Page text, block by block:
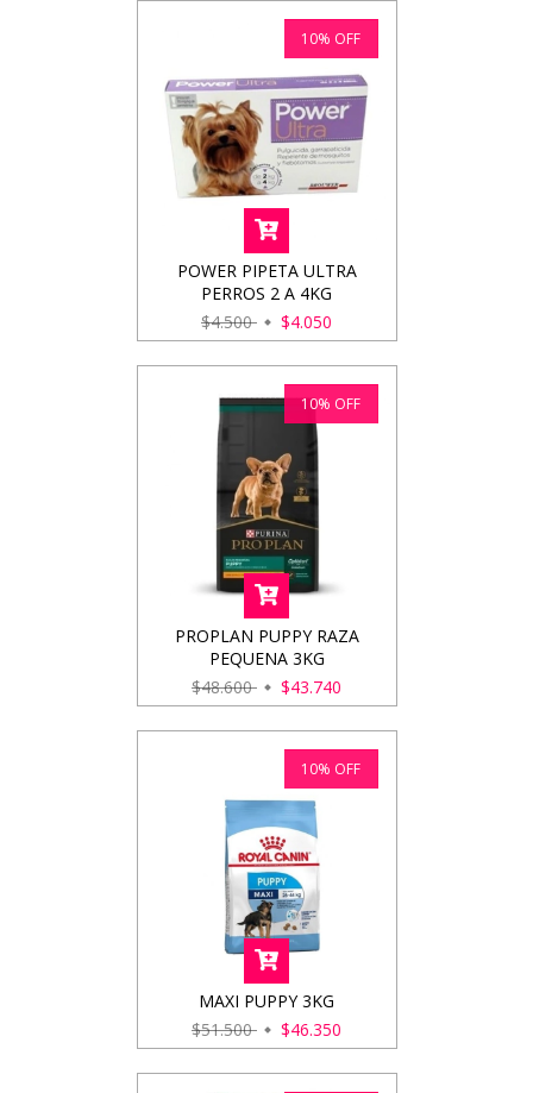
10% OFF
POWER PIPETA ULTRA
PERROS 2 A 4KG
$4.500
$4.050
10% OFF
PROPLAN PUPPY RAZA
PEQUENA 3KG
$48.600
$43.740
10% OFF
MAXI PUPPY 3KG
$51.500
$46.350